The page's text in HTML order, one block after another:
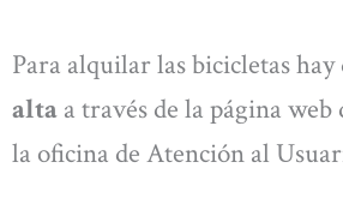
Para alquilar las bicicletas hay
alta a través de la página
la oficina de Atención al